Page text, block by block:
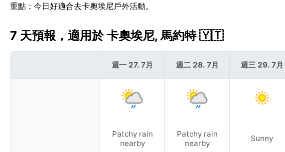
重點：今日好適合去卡奧埃尼戶外活動。
7 天預報，適用於 卡奧埃尼, 馬約特 🇾🇹
週一 27. 7月
Patchy rain
nearby
週二 28. 7月
Patchy rain
nearby
週三 29. 7月
Sunny